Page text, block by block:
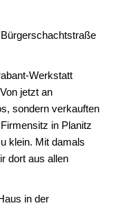
Werkstatt
Von jetzt an
sondern verkauften
in Planitz
klein. Mit damals
dort aus allen
in der